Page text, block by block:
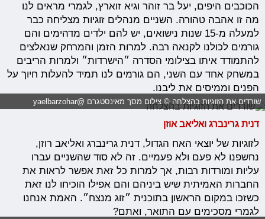
הכוכבים היפים, יעל בר זוהר וגיא זוארץ, לגמרי מראים לנו
מה זו אהבה טהורה. השניים מנהלים זוגיות מצליחה כבר
למעלה מ-15 שנות נישואים, יש להם ילדים מדהימים והם
גורמים לכולנו לקנאה רבה. למרות הזמן והמרחק שנאלצים
להתמודד איתו בצילומי הסדרה ״הישרדות״ ולמרות הריבים
במשחק אחד עם השני, הם גורמים לנו תמיד להעלות חיוך על
הפנים וממיסים את ליבנו.
שורדים את הזוגיות בהצלחה © צילום מסך מאינסטגרם @yaelbarzohar
דנית גרינברג ואליאב אוזן
לזוגיות של יוצאי האח הגדול, דנית גרינברג ואליאב רוזן,
נחשפנו לא פעם ולא פעמיים. זה לא סוד שהשניים עברו
עליות ומורדות רבות, אך למרות כל זאת אפשר לראות את
החברות האמיתית שיש ביניהם והם אפילו הוכיחו לנו זאת
כשזכו במקום הראשון בתוכנית ״זוג מנצח״. האמת אנחנו
לגמרי מסכימים עם התואר, ואתם?